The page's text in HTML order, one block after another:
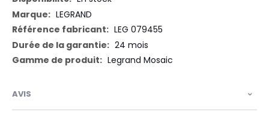
LEGRAND
LEG 079455
24 mois
Legrand Mosaic
AVIS